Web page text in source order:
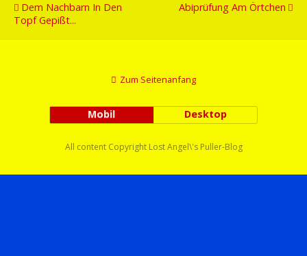
Dem Nachbarn In Den
Topf Gepißt...
Abiprüfung Am Örtchen
Zum Seitenanfang
Mobil Desktop
All content Copyright Lost Angel\'s Puller-Blog